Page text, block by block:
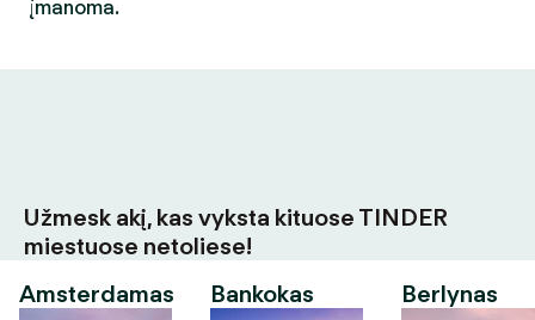
įmanoma.
Užmesk akį, kas vyksta kituose TINDER
miestuose netoliese!
Amsterdamas
Bankokas Berlynas